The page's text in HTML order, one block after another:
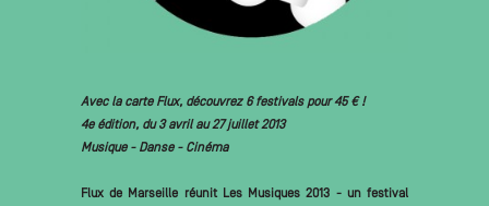
Avec la carte Flux, découvrez 6 festivals pour 45 € !
4e édition, du 3 avril au 27 juillet 2013
Musique - Danse - Cinéma
Flux de Marseille réunit Les Musiques 2013 - un festival